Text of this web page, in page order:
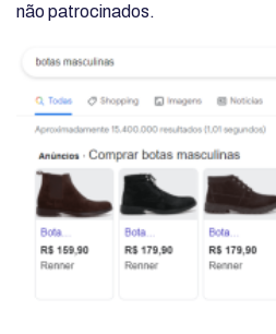
não patrocinados.